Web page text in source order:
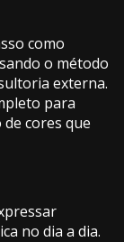
como
o método
externa.
para
cores que
no dia a dia.